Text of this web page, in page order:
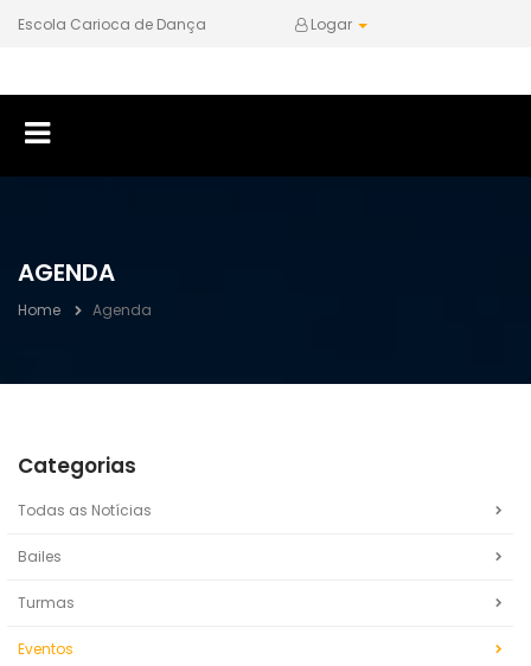
Escola Carioca de Dança Logar
AGENDA
Home Agenda
Categorias
Todas as Notícias
Bailes
Turmas
Eventos